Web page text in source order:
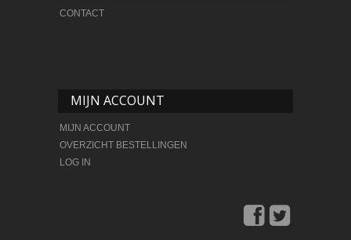
CONTACT
MIJN ACCOUNT
MIJN ACCOUNT
OVERZICHT BESTELLINGEN
LOG IN